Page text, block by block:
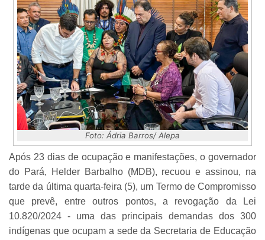
Foto: Ádria Barros/ Alepa
Após 23 dias de ocupação e manifestações, o governador
do Pará, Helder Barbalho (MDB), recuou e assinou, na
tarde da última quarta-feira (5), um Termo de Compromisso
que prevê, entre outros pontos, a revogação da Lei
10.820/2024 - uma das principais demandas dos 300
indígenas que ocupam a sede da Secretaria de Educação